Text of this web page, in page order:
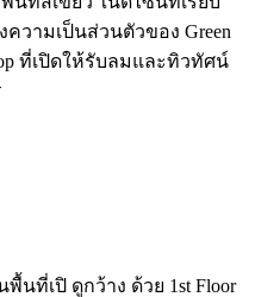
วามเป็นส่วนตัวของ Green
ที่เปิดให้รับลมและทิวทัศน์
นที่เปิ ดูกว้าง ด้วย 1st Floor